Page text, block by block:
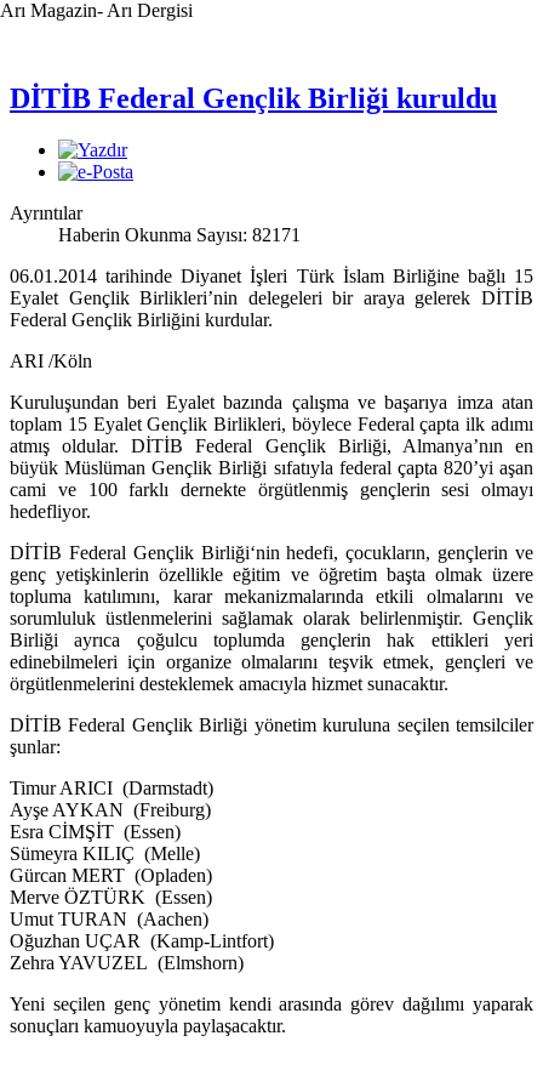
Arı Magazin- Arı Dergisi
DİTİB Federal Gençlik Birliği kuruldu
Ayrıntılar
Haberin Okunma Sayısı: 82171
06.01.2014 tarihinde Diyanet İşleri Türk İslam Birliğine bağlı 15
Eyalet Gençlik Birlikleri’nin delegeleri bir araya gelerek DİTİB
Federal Gençlik Birliğini kurdular.
ARI /Köln
Kuruluşundan beri Eyalet bazında çalışma ve başarıya imza atan
toplam 15 Eyalet Gençlik Birlikleri, böylece Federal çapta ilk adımı
atmış oldular. DİTİB Federal Gençlik Birliği, Almanya’nın en
büyük Müslüman Gençlik Birliği sıfatıyla federal çapta 820’yi aşan
cami ve 100 farklı dernekte örgütlenmiş gençlerin sesi olmayı
hedefliyor.
DİTİB Federal Gençlik Birliği‘nin hedefi, çocukların, gençlerin ve
genç yetişkinlerin özellikle eğitim ve öğretim başta olmak üzere
topluma katılımını, karar mekanizmalarında etkili olmalarını ve
sorumluluk üstlenmelerini sağlamak olarak belirlenmiştir. Gençlik
Birliği ayrıca çoğulcu toplumda gençlerin hak ettikleri yeri
edinebilmeleri için organize olmalarını teşvik etmek, gençleri ve
örgütlenmelerini desteklemek amacıyla hizmet sunacaktır.
DİTİB Federal Gençlik Birliği yönetim kuruluna seçilen temsilciler
şunlar:
Timur ARICI (Darmstadt)
Ayşe AYKAN (Freiburg)
Esra CİMŞİT (Essen)
Sümeyra KILIÇ (Melle)
Gürcan MERT (Opladen)
Merve ÖZTÜRK (Essen)
Umut TURAN (Aachen)
Oğuzhan UÇAR (Kamp-Lintfort)
Zehra YAVUZEL (Elmshorn)
Yeni seçilen genç yönetim kendi arasında görev dağılımı yaparak
sonuçları kamuoyuyla paylaşacaktır.